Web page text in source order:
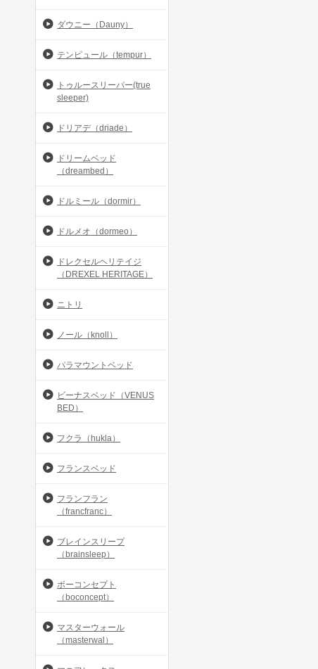
ダウニー（Dauny）
テンピュール（tempur）
トゥルースリーパー(true
sleeper)
ドリアデ（driade）
ドリームベッド
（dreambed）
ドルミール（dormir）
ドルメオ（dormeo）
ドレクセルヘリテイジ
（DREXEL HERITAGE）
ニトリ
ノール（knoll）
パラマウントベッド
ビーナスベッド（VENUS
BED）
フクラ（hukla）
フランスベッド
フランフラン
（francfranc）
ブレインスリープ
（brainsleep）
ボーコンセプト
（boconcept）
マスターウォール
（masterwal）